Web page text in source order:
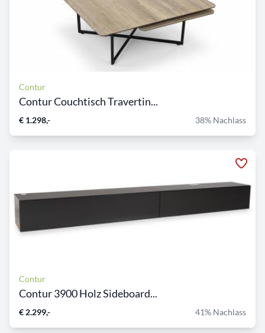
Contur
Contur Couchtisch Travertin...
€ 1.298,- 38% Nachlass
Contur
Contur 3900 Holz Sideboard...
€ 2.299,- 41% Nachlass